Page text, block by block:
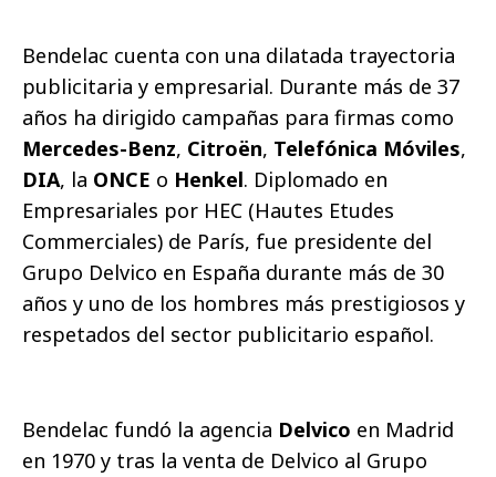
Bendelac cuenta con una dilatada trayectoria
publicitaria y empresarial. Durante más de 37
años ha dirigido campañas para firmas como
Mercedes-Benz, Citroën, Telefónica Móviles,
DIA, la ONCE o Henkel. Diplomado en
Empresariales por HEC (Hautes Etudes
Commerciales) de París, fue presidente del
Grupo Delvico en España durante más de 30
años y uno de los hombres más prestigiosos y
respetados del sector publicitario español.
Bendelac fundó la agencia Delvico en Madrid
en 1970 y tras la venta de Delvico al Grupo